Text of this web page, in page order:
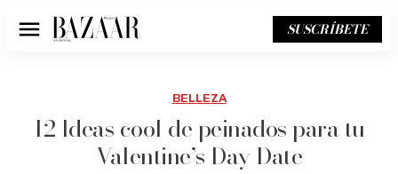
Menú SUSCRÍBETE
BELLEZA
12 Ideas cool de peinados para tu
Valentine’s Day Date